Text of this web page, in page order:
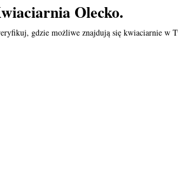
Olecko.
gdzie możliwe znajdują się kwiaciarnie w